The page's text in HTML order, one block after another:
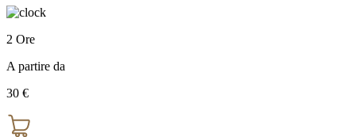
2 Ore
A partire da
30 €